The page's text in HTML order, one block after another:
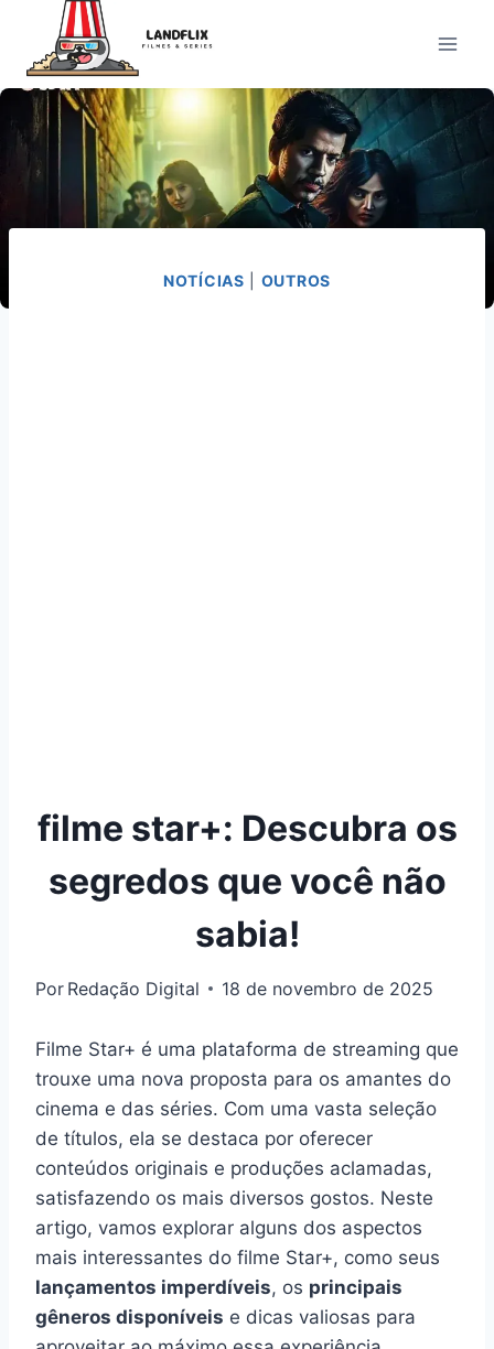
Conteúdo
NOTÍCIAS OUTROS
filme star+: Descubra os
segredos que você não
sabia!
Por Redação Digital 18 de novembro de 2025
Filme Star+ é uma plataforma de streaming que
trouxe uma nova proposta para os amantes do
cinema e das séries. Com uma vasta seleção
de títulos, ela se destaca por oferecer
conteúdos originais e produções aclamadas,
satisfazendo os mais diversos gostos. Neste
artigo, vamos explorar alguns dos aspectos
mais interessantes do filme Star+, como seus
lançamentos imperdíveis, os principais
gêneros disponíveis e dicas valiosas para